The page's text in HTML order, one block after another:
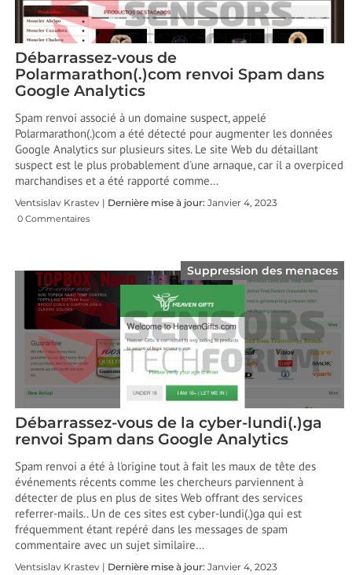
Débarrassez-vous de
Polarmarathon(.)com renvoi Spam dans
Google Analytics
Spam renvoi associé à un domaine suspect, appelé
Polarmarathon(.)com a été détecté pour augmenter les données
Google Analytics sur plusieurs sites. Le site Web du détaillant
suspect est le plus probablement d'une arnaque, car il a overpiced
marchandises et a été rapporté comme…
Ventsislav Krastev | Dernière mise à jour: Janvier 4, 2023
0 Commentaires
Suppression des menaces
Débarrassez-vous de la cyber-lundi(.)ga
renvoi Spam dans Google Analytics
Spam renvoi a été à l'origine tout à fait les maux de tête des
événements récents comme les chercheurs parviennent à
détecter de plus en plus de sites Web offrant des services
referrer-mails.. Un de ces sites est cyber-lundi(.)ga qui est
fréquemment étant repéré dans les messages de spam
commentaire avec un sujet similaire…
Ventsislav Krastev | Dernière mise à jour: Janvier 4, 2023